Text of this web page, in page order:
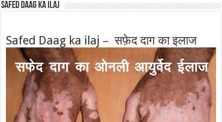
Safed Daag ka ilaj
Safed Daag ka ilaj – सफ़ेद दाग का इलाज